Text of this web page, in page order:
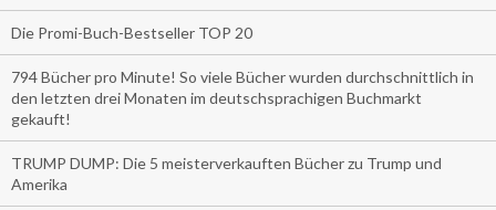
Die Promi-Buch-Bestseller TOP 20
794 Bücher pro Minute! So viele Bücher wurden durchschnittlich in
den letzten drei Monaten im deutschsprachigen Buchmarkt
gekauft!
TRUMP DUMP: Die 5 meisterverkauften Bücher zu Trump und
Amerika